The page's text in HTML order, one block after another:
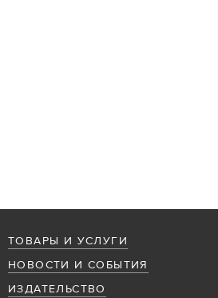
ТОВАРЫ И УСЛУГИ
НОВОСТИ И СОБЫТИЯ
ИЗДАТЕЛЬСТВО